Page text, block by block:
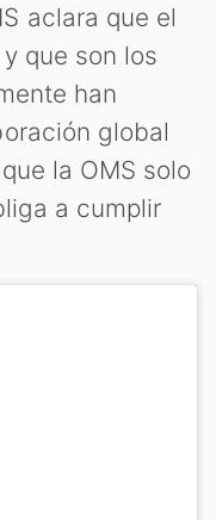
aclara que el
que son los
han
global
la OMS solo
a cumplir